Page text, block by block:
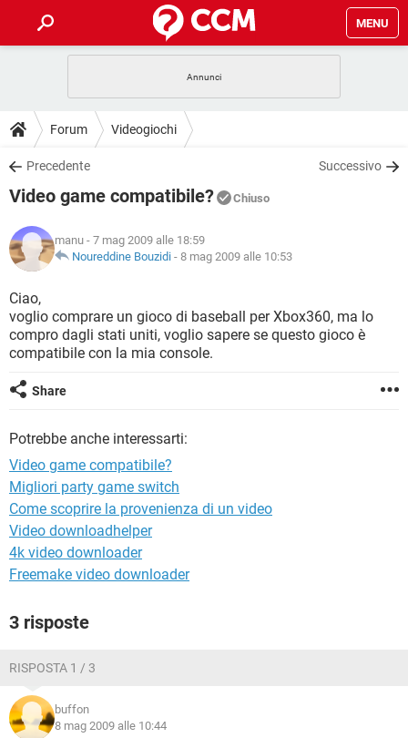
MENU
INTRATTENIMENTO
iOS
INSTAGRAM WHATSAPP
TIKTOK
HARDWARE
GUIDE
COVID-19
INSTAGRAM
TIKTOK
HARDWARE
DOWNLOAD
COVID-19 GAMING
INTRATTENIMENTO
iOS WINDOWS 10
INSTAGRAM
TIKTOK FACEBOOK
HARDWARE
COVID-19
INTRATTENIMENTO
iOS
INSTAGRAM WHATSAPP
HARDWARE
GLOSSARIO
COVID-19
INTRATTENIMENTO ANDROID
iOS
INSTAGRAM
HARDWARE
Forum Videogiochi
Precedente Successivo
Video game compatibile? Chiuso
manu - 7 mag 2009 alle 18:59
Noureddine Bouzidi - 8 mag 2009 alle 10:53
Ciao,
voglio comprare un gioco di baseball per Xbox360, ma lo
compro dagli stati uniti, voglio sapere se questo gioco è
compatibile con la mia console.
Share
Potrebbe anche interessarti:
Video game compatibile?
Migliori party game switch
Come scoprire la provenienza di un video
Video downloadhelper
4k video downloader
Freemake video downloader
3 risposte
RISPOSTA 1 / 3
buffon
8 mag 2009 alle 10:44